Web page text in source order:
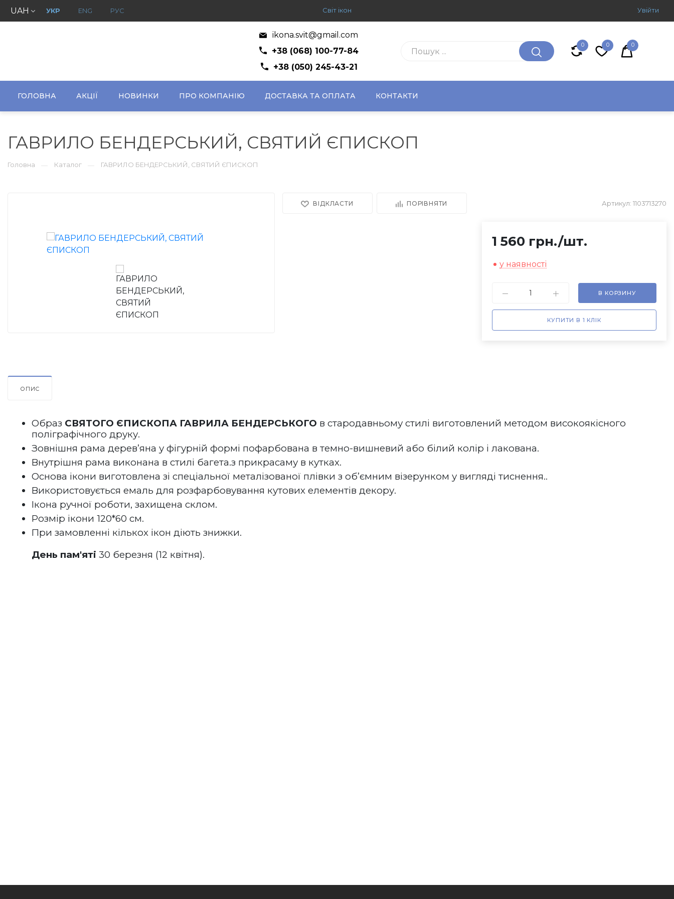
UAH УКР ENG РУС Світ ікон Увiйти
ikona.svit@gmail.com
+38 (068) 100-77-84
+38 (050) 245-43-21
0 0 0
ГОЛОВНА АКЦІЇ НОВИНКИ ПРО КОМПАНІЮ ДОСТАВКА ТА ОПЛАТА КОНТАКТИ
ГАВРИЛО БЕНДЕРСЬКИЙ, СВЯТИЙ ЄПИСКОП
Головна — Каталог — ГАВРИЛО БЕНДЕРСЬКИЙ, СВЯТИЙ ЄПИСКОП
ВІДКЛАСТИ ПОРІВНЯТИ Артикул: 1103713270
1 560 грн./шт.
у наявності
В КОРЗИНУ
КУПИТИ В 1 КЛІК
ОПИС
Образ СВЯТОГО ЄПИСКОПА ГАВРИЛА БЕНДЕРСЬКОГО в стародавньому стилі виготовлений методом високоякісного
поліграфічного друку.
Зовнішня рама дерев’яна у фігурній формі пофарбована в темно-вишневий або білий колір і лакована.
Внутрішня рама виконана в стилі багета.з прикрасаму в кутках.
Основа ікони виготовлена зі спеціальної металізованої плівки з об’ємним візерунком у вигляді тиснення..
Використовується емаль для розфарбовування кутових елементів декору.
Ікона ручної роботи, захищена склом.
Розмір ікони 120*60 см.
При замовленні кількох ікон діють знижки.
День пам'яті 30 березня (12 квітня).